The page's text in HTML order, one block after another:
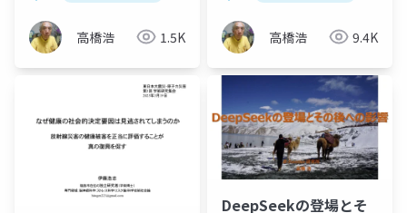
高橋浩 1.5K 高橋浩 9.4K
DeepSeekの登場とそ